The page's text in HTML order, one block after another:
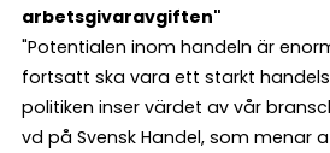
arbetsgivaravgiften"
"Potentialen inom handeln är
fortsatt ska vara ett starkt
politiken inser värdet av vår
vd på Svensk Handel, som menar